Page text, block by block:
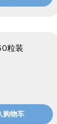
粒装
购物车